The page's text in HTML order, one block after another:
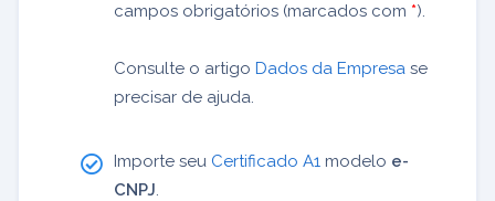
campos obrigatórios (marcados com *).
Consulte o artigo Dados da Empresa se
precisar de ajuda.
Importe seu Certificado A1 modelo e-
CNPJ.